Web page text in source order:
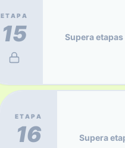
ETAPA
15 Supera
ETAPA
16 Supera